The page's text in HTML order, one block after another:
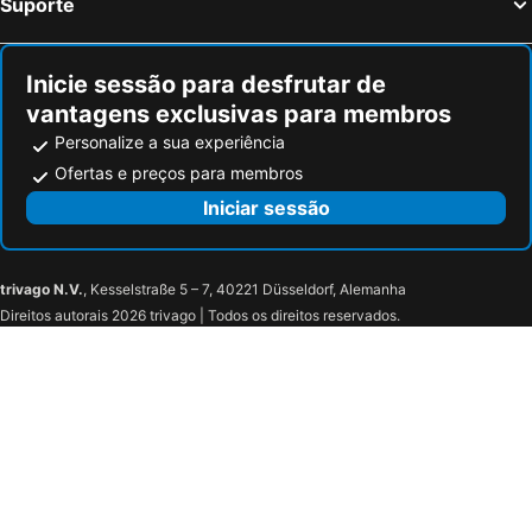
Inicie sessão para desfrutar de
vantagens exclusivas para membros
Personalize a sua experiência
Ofertas e preços para membros
Iniciar sessão
trivago N.V., Kesselstraße 5 – 7, 40221 Düsseldorf, Alemanha
Direitos autorais 2026 trivago | Todos os direitos reservados.